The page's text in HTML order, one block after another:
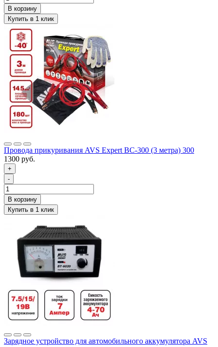
Провода прикуривания AVS Expert BC-300 (3 метра) 300
1300 руб.
+
-
Зарядное устройство для автомобильного аккумулятора AVS